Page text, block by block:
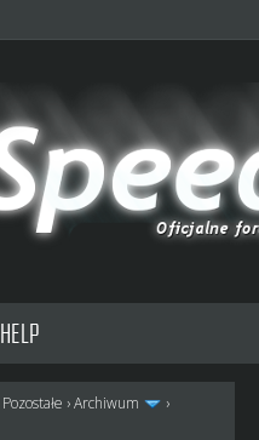
HELP
Pozostałe ›Archiwum ›